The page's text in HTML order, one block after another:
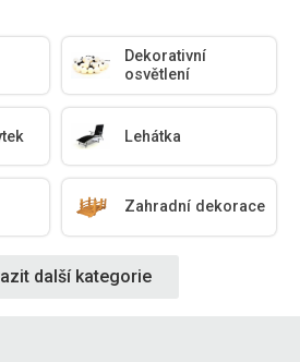
Dekorativní
osvětlení
Lehátka
Zahradní dekorace
další kategorie